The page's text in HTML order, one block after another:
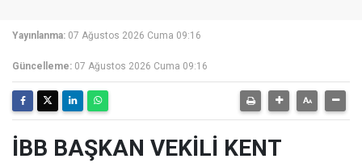
Yayınlanma: 07 Ağustos 2026 Cuma 09:16
Güncelleme: 07 Ağustos 2026 Cuma 09:16
İBB BAŞKAN VEKİLİ KENT